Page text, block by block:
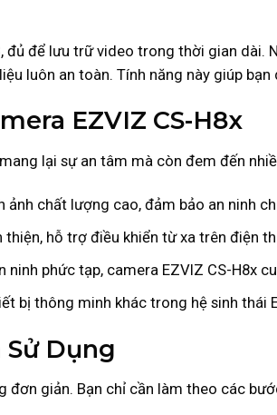
đủ để lưu trữ video trong thời gian
luôn an toàn. Tính năng này giúp
EZVIZ CS-H8x
lại sự an tâm mà còn đem đến
chất lượng cao, đảm bảo an ninh
hỗ trợ điều khiển từ xa trên điện
phức tạp, camera EZVIZ CS-H8x
bị thông minh khác trong hệ sinh thái
Dụng
đơn giản. Bạn chỉ cần làm theo các